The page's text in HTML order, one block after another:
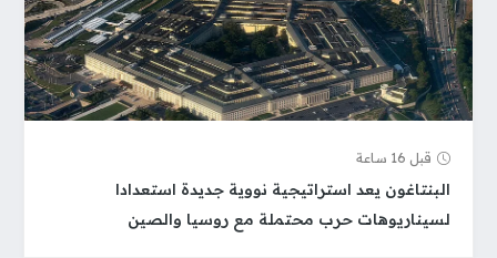
قبل 16 ساعة
البنتاغون يعد استراتيجية نووية جديدة استعدادا
لسيناريوهات حرب محتملة مع روسيا والصين